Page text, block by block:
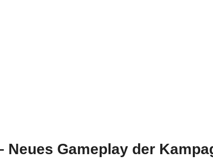
Neues Gameplay der